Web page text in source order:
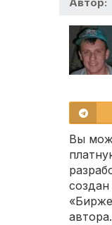
Вы
автора.